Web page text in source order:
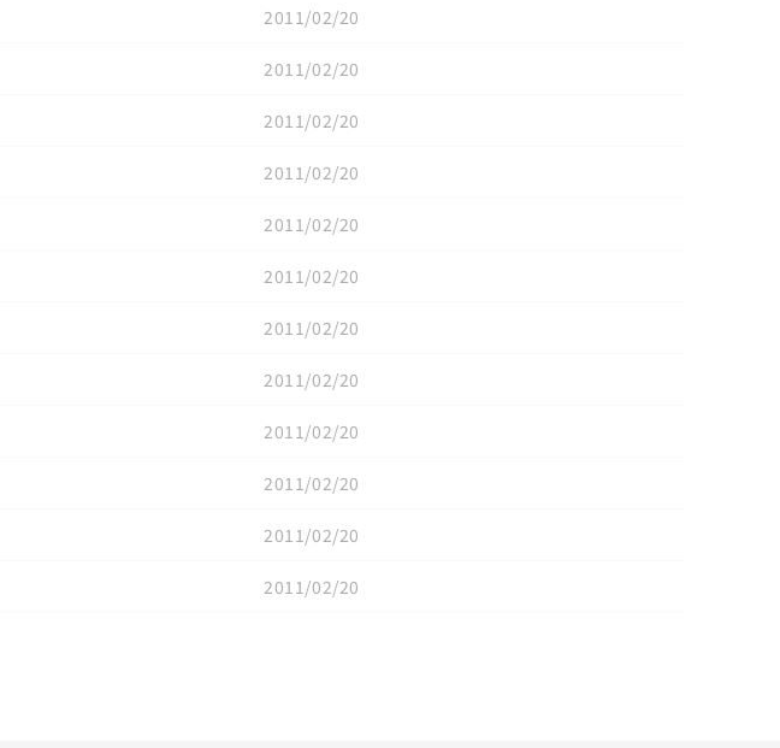
2011/02/20
2011/02/20
2011/02/20
2011/02/20
2011/02/20
2011/02/20
2011/02/20
2011/02/20
2011/02/20
2011/02/20
2011/02/20
2011/02/20